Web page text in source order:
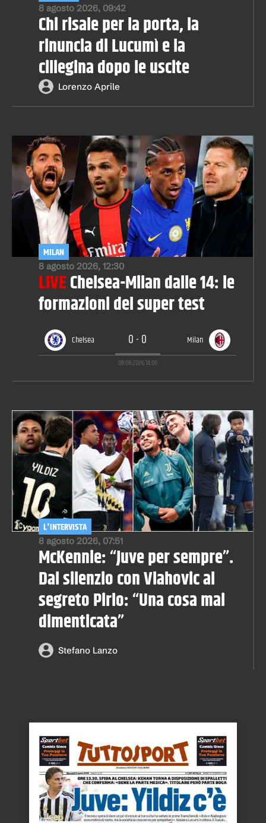
8 agosto 2026, 09:42
Chi risale per la porta, la
rinuncia di Lucumì e la
ciliegina dopo le uscite
Lorenzo Aprile
8 agosto 2026, 12:30
MILAN
LIVEChelsea-Milan dalle 14: le
formazioni del super test
Chelsea 0-0 Milan
08.08.202614:00
8 agosto 2026, 07:51
L'INTERVISTA
McKennie: “Juve per sempre”.
Dal silenzio con Vlahovic al
segreto Pirlo: “Una cosa mai
dimenticata”
Stefano Lanzo